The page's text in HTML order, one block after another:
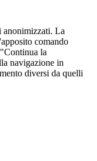
anonimizzati. La
comando
la
navigazione in
diversi da quelli